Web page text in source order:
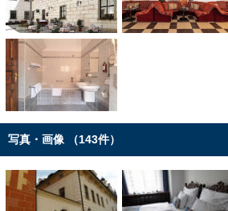
写真・画像 （143件）